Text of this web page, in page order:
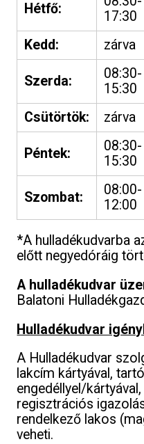
Hétfő:
17:30
Kedd:
zárva
Szerda:
08:30-
15:30
Csütörtök:
zárva
Péntek:
08:30-
15:30
Szombat:
08:00-
12:00
*A hulladékudvarba
előtt negyedóráig
A hulladékudvar
Balatoni
Hulladékudvar
A Hulladékudvar
lakcím kártyával,
engedéllyel/
regisztrációs
rendelkező lakos
veheti.